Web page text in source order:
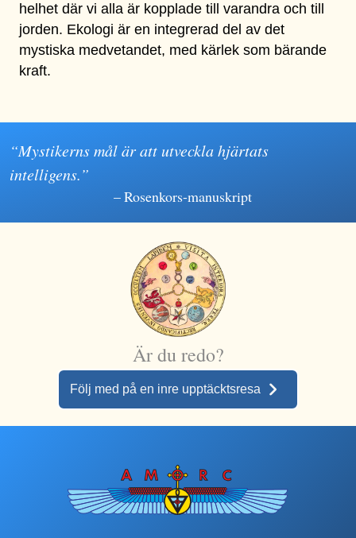
helhet där vi alla är kopplade till varandra och till
jorden. Ekologi är en integrerad del av det
mystiska medvetandet, med kärlek som bärande
kraft.
“Mystikerns mål är att utveckla hjärtats
intelligens.”
– Rosenkors-manuskript
Är du redo?
Följ med på en inre upptäcktsresa